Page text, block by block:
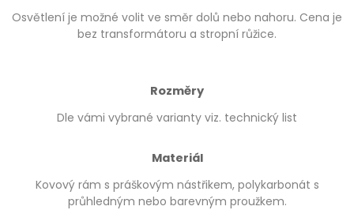
Osvětlení je možné volit ve směr dolů nebo nahoru. Cena je
bez transformátoru a stropní růžice.
Rozměry
Dle vámi vybrané varianty viz. technický list
Materiál
Kovový rám s práškovým nástřikem, polykarbonát s
průhledným nebo barevným proužkem.